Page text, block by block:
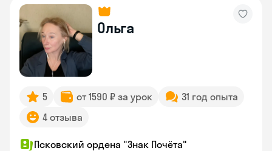
Ольга
5 от 1590 ₽ за урок
31 год опыта
4 отзыва
Псковский ордена "Знак Почёта"